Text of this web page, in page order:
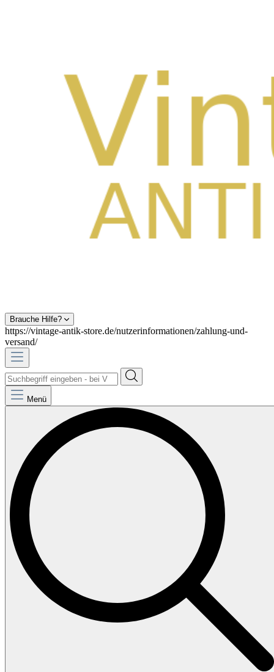
Brauche Hilfe?
https://vintage-antik-store.de/nutzerinformationen/zahlung-und-
versand/
Menü